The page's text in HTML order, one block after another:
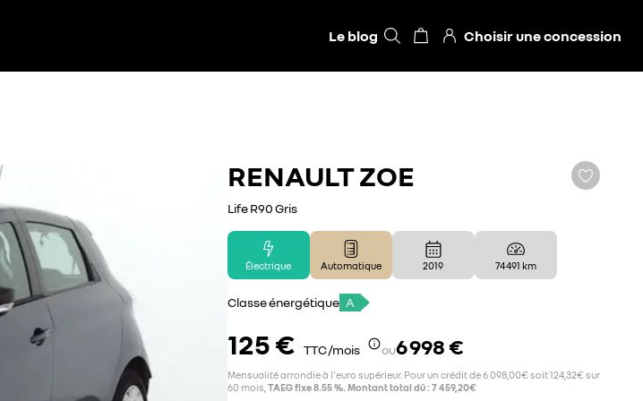
Le blog Choisir une concession
RENAULTZOE
Life R90 Gris
Électrique Automatique 2019 74 491 km
Classe énergétique A
125 € TTC /mois ou6 998 €
Mensualité arrondie à l'euro supérieur. Pour un crédit de 6 098,00€ soit 124,32€ sur
60 mois, TAEG fixe 8.55 %. Montant total dû : 7 459,20€